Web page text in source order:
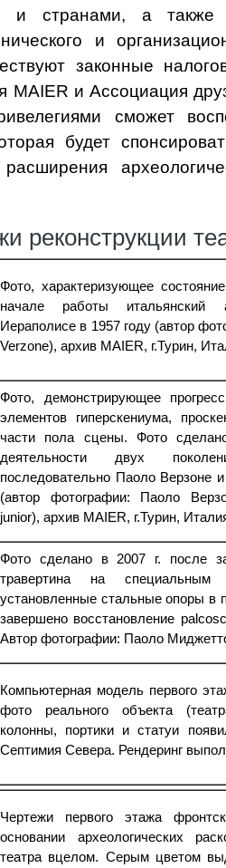
и странами, а также
и
законные
MAIER и Ассоциация
сможет
будет
реконструкции
Фото, характеризующее
начале работы итальянский
Иераполисе в 1957 году (автор
Verzone), архив MAIER, г.Турин,
Фото, демонстрирующее
элементов гиперскениума,
части пола сцены. Фото
деятельности двух
последовательно Паоло Верзоне
(автор фотографии: Паоло
junior), архив MAIER, г.Турин,
Фото сделано в 2007 г. после
травертина на
установленные стальные опоры в
завершено восстановление
Автор фотографии: Паоло
Компьютерная модель первого
фото реального объекта
колонны, портики и статуи
Септимия Севера. Рендеринг
Чертежи первого этажа
основании археологических
театра вцелом. Серым цветом